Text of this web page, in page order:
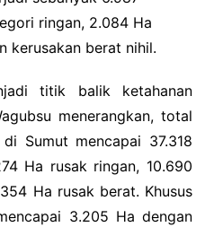
ringan, 2.084 Ha
kerusakan berat nihil.
titik balik ketahanan
menerangkan, total
Sumut mencapai 37.318
Ha rusak ringan, 10.690
Ha rusak berat. Khusus
3.205 Ha dengan